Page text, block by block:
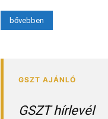
bővebben
GSZT hírlevél